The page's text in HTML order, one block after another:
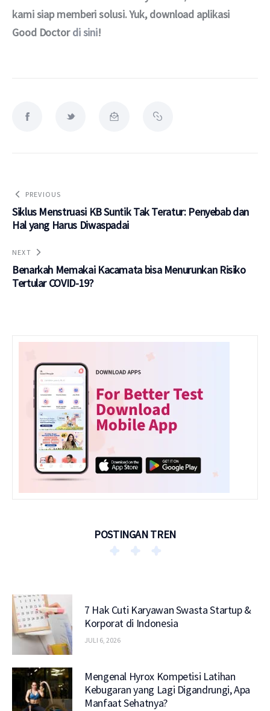
kami siap memberi solusi. Yuk, download aplikasi
Good Doctor di sini!
PREVIOUS
Siklus Menstruasi KB Suntik Tak Teratur: Penyebab dan
Hal yang Harus Diwaspadai
NEXT
Benarkah Memakai Kacamata bisa Menurunkan Risiko
Tertular COVID-19?
POSTINGAN TREN
7 Hak Cuti Karyawan Swasta Startup &
Korporat di Indonesia
JULI 6, 2026
Mengenal Hyrox Kompetisi Latihan
Kebugaran yang Lagi Digandrungi, Apa
Manfaat Sehatnya?